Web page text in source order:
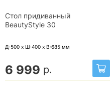
Стол придиванный
BeautyStyle 30
Д:500 x Ш:400 x В:685 мм
6 999 р.